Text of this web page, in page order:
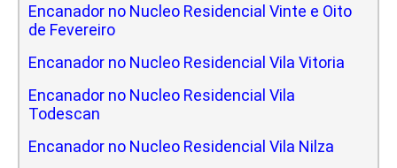
Encanador no Nucleo Residencial Vinte e Oito
de Fevereiro
Encanador no Nucleo Residencial Vila Vitoria
Encanador no Nucleo Residencial Vila
Todescan
Encanador no Nucleo Residencial Vila Nilza